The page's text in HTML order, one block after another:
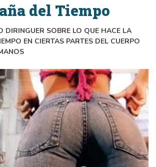
del Tiempo
DIRINGUER SOBRE LO QUE HACE LA
EN CIERTAS PARTES DEL CUERPO